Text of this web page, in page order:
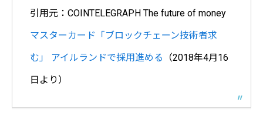
引用元：COINTELEGRAPH The future of money
マスターカード「ブロックチェーン技術者求
む」 アイルランドで採用進める
（2018年4月16
日より）